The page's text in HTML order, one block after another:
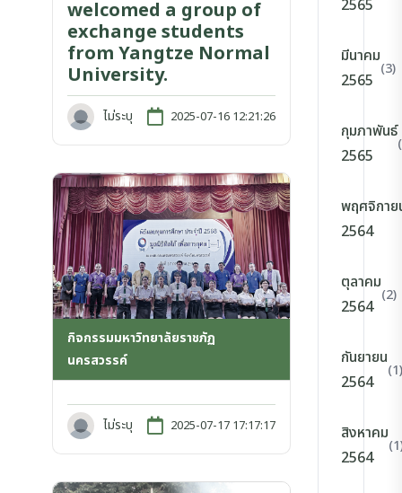
welcomed a group of
exchange students
from Yangtze Normal
University.
ไม่ระบุ 2025-07-16 12:21:26
กิจกรรมมหาวิทยาลัยราชภัฏ
นครสวรรค์
ไม่ระบุ 2025-07-17 17:17:17
2565
มีนาคม
2565
(3)
กุมภาพันธ์
2565
พฤศจิกาย
2564
ตุลาคม
2564
(2)
กันยายน
2564
(1)
สิงหาคม
2564